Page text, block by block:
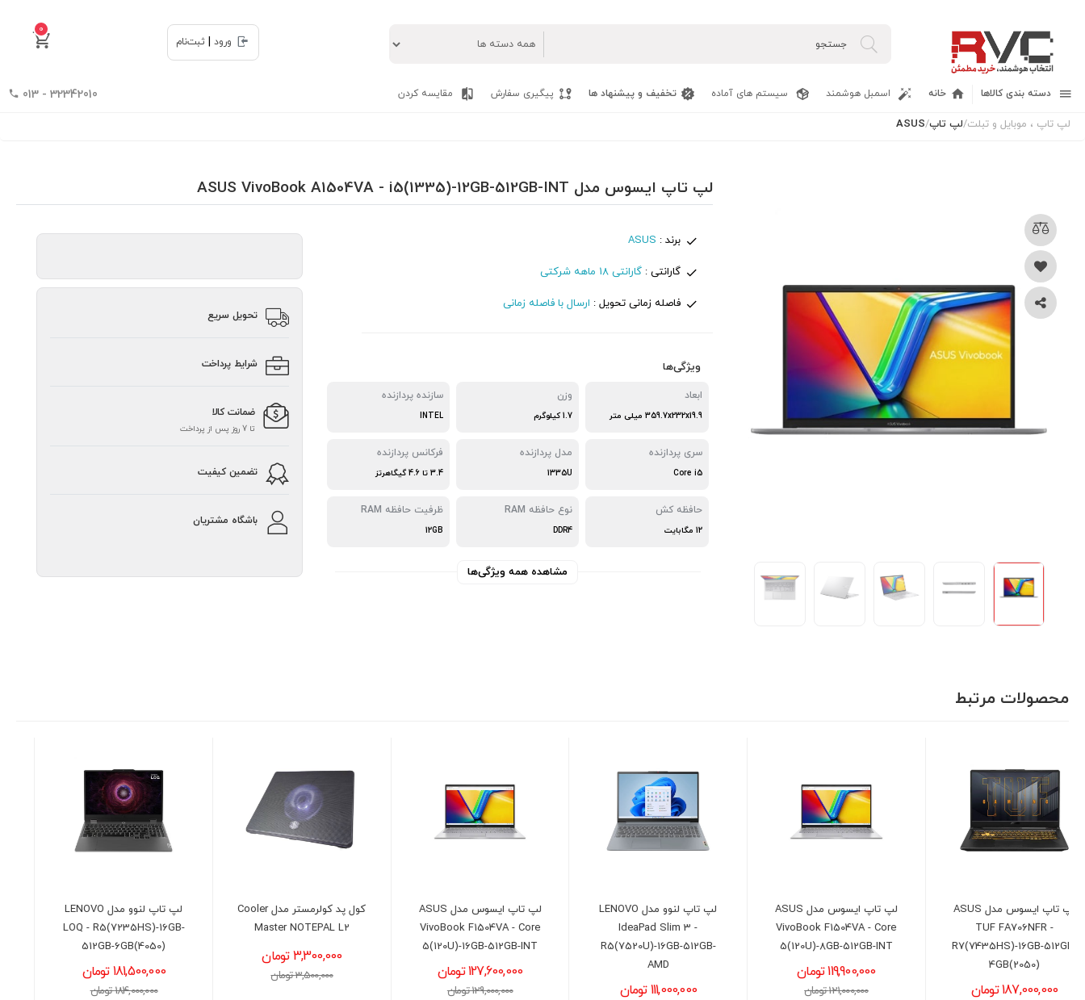
0
ورود
ثبت‌نام
دسته بندی کالاها خانه اسمبل هوشمند سیستم های آماده تخفیف و پیشنهاد ها پیگیری سفارش مقایسه کردن 32342010 - 013
لپ تاپ ، موبایل و تبلت/لپ تاپ/
ASUS
لپ تاپ ایسوس مدل ASUS VivoBook A1504VA - i5(1335)-12GB-512GB-INT
برند : ASUS
گارانتی : گارانتی 18 ماهه شرکتی
فاصله زمانی تحویل : ارسال با فاصله زمانی
ویژگی‌ها
ابعاد
359.7x232x19.9 میلی متر
وزن
1.7 کیلوگرم
سازنده پردازنده
INTEL
سری پردازنده
Core i5
مدل پردازنده
1335U
فرکانس پردازنده
3.4 تا 4.6 گیگاهرتز
حافظه کش
12 مگابایت
نوع حافظه RAM
DDR4
ظرفیت حافظه RAM
12GB
مشاهده همه ویژگی‌ها
تحویل سریع
شرایط پرداخت
ضمانت کالا
تا 7 روز پس از پرداخت
تضمین کیفیت
باشگاه مشتریان
محصولات مرتبط
لپ تاپ ایسوس مدل ASUS
VivoBook F1504VA - Core
5(120U)-8GB-512GB-INT
119,900,000 تومان
121,000,000 تومان
لپ تاپ لنوو مدل LENOVO
IdeaPad Slim 3 -
R5(7520U)-16GB-512GB-
AMD
111,000,000 تومان
لپ تاپ ایسوس مدل ASUS
VivoBook F1504VA - Core
5(120U)-16GB-512GB-INT
127,600,000 تومان
129,000,000 تومان
کول پد کولرمستر مدل Cooler
Master NOTEPAL L2
3,300,000 تومان
3,500,000 تومان
لپ تاپ لنوو مدل LENOVO
LOQ - R5(7235HS)-16GB-
181,500,000 تومان
لپ تاپ لنوو مدل LENOVO
LOQ - i5(13450HX)-16GB-
512GB-8GB(5050)
231,000,000 تومان
235,000,000 تومان